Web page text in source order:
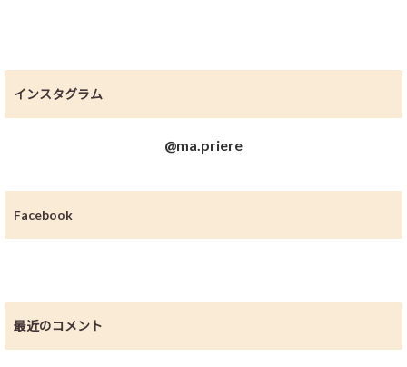
インスタグラム
@ma.priere
Facebook
最近のコメント